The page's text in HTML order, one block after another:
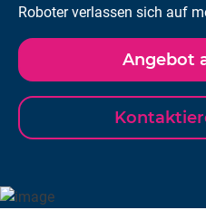
Roboter verlassen sich auf
Datenerfassung, GPS und
Wetteraktualisierungen. Die
verbessern die operative
und maximieren die Erträge
Dehnungsmessstreifen und
Angebot